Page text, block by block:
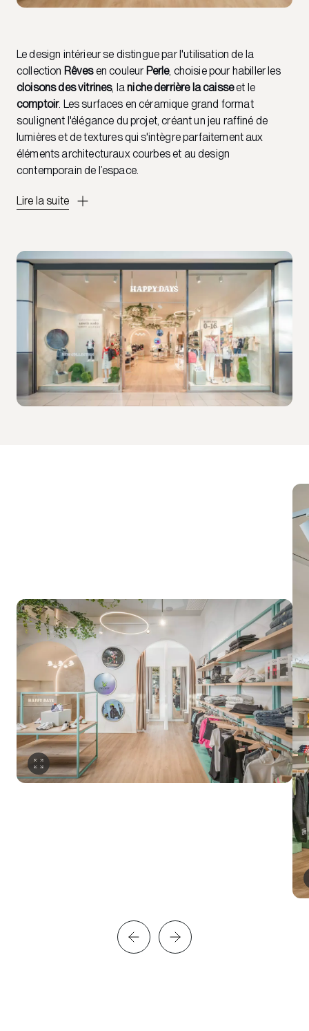
Le design intérieur se distingue par l'utilisation de la
collection Rêvesen couleur Perle, choisie pour habiller les
cloisons des vitrines, laniche derrière la caisseet le
comptoir. Les surfaces en céramique grand format
soulignent l'élégance du projet, créant un jeu raffiné de
lumières et de textures qui s'intègre parfaitement aux
éléments architecturaux courbes et au design
contemporain de l’espace.
Lire la suite